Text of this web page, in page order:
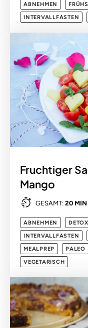
ABNEHMEN
INTERVALLFASTEN
Fruchtiger
Mango
GESAMT: 20 MIN
ABNEHMEN DETOX
INTERVALLFASTEN
MEALPREP
PALEO
VEGETARISCH